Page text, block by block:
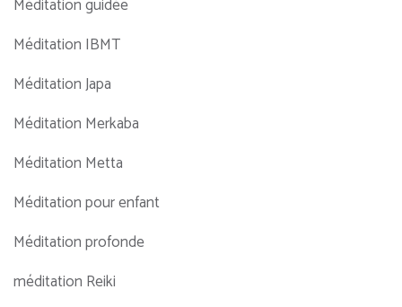
Méditation guidée
Méditation IBMT
Méditation Japa
Méditation Merkaba
Méditation Metta
Méditation pour enfant
Méditation profonde
méditation Reiki